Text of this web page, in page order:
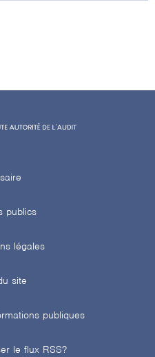
publics
légales
site
publiques
le flux RSS?